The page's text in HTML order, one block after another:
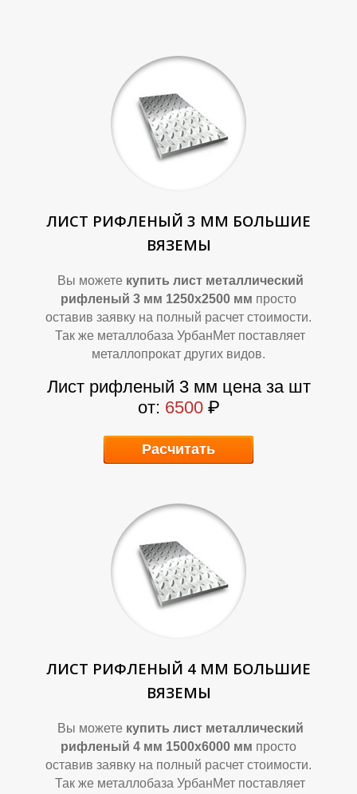
Т
А
ЛИСТ РИФЛЕНЫЙ 3 ММ БОЛЬШИЕ
ВЯЗЕМЫ
Вы можете купить лист металлический
рифленый 3 мм 1250х2500 мм просто
оставив заявку на полный расчет стоимости.
Так же металлобаза УрбанМет поставляет
металлопрокат других видов.
Лист рифленый 3 мм цена за шт
от: 6500 ₽
Расчитать
ЛИСТ РИФЛЕНЫЙ 4 ММ БОЛЬШИЕ
ВЯЗЕМЫ
Вы можете купить лист металлический
рифленый 4 мм 1500х6000 мм просто
оставив заявку на полный расчет стоимости.
Так же металлобаза УрбанМет поставляет
Т
А